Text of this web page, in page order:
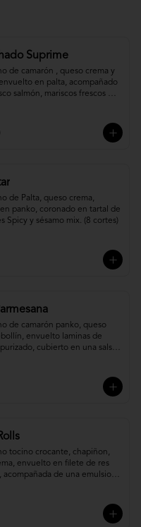
Suprime
de camarón , queso crema y
en palta, acompañado
salmón, mariscos frescos en
de Palta, queso crema,
panko, coronado en tartal de
Spicy y sésamo mix. (8 cortes)
de camarón panko, queso
envuelto laminas de
cubierto en una salsa
tocino crocante, chapiñon,
envuelto en filete de res
acompañada de una emulsion